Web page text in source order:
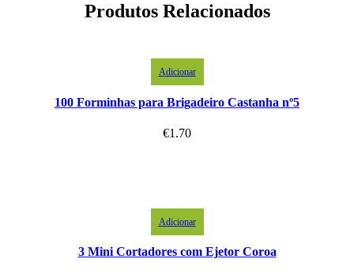
Produtos Relacionados
Adicionar
100 Forminhas para Brigadeiro Castanha nº5
€1.70
Adicionar
3 Mini Cortadores com Ejetor Coroa